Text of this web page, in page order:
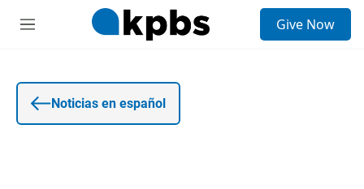
S
i
o
Give Now
Noticias en español